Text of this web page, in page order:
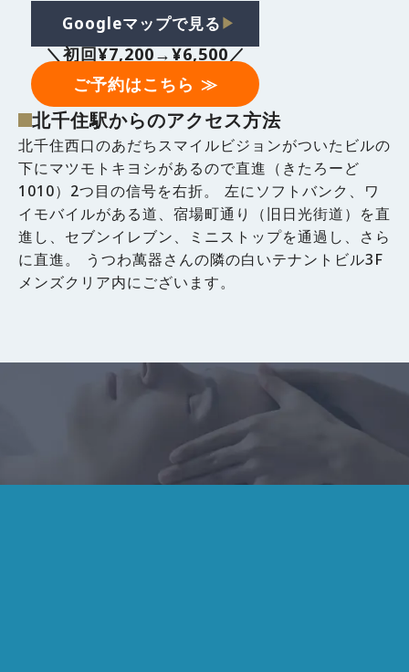
Googleマップで見る ▶︎
＼初回¥7,200→¥6,500／
ご予約はこちら ≫
北千住駅からのアクセス方法
北千住西口のあだちスマイルビジョンがついたビルの
下にマツモトキヨシがあるので直進（きたろーど
1010）2つ目の信号を右折。 左にソフトバンク、ワ
イモバイルがある道、宿場町通り（旧日光街道）を直
進し、セブンイレブン、ミニストップを通過し、さら
に直進。 うつわ萬器さんの隣の白いテナントビル3F
メンズクリア内にございます。